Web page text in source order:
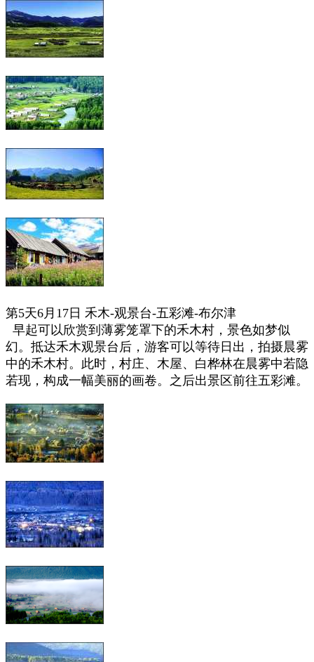
第5天6月17日 禾木-观景台-五彩滩-布尔津
早起可以欣赏到薄雾笼罩下的禾木村，景色如梦似
幻。 抵达禾木观景台后，游客可以等待日出，拍摄晨雾
中的禾木村。此时，村庄、木屋、白桦林在晨雾中若隐
若现，构成一幅美丽的画卷。之后出景区前往五彩滩。